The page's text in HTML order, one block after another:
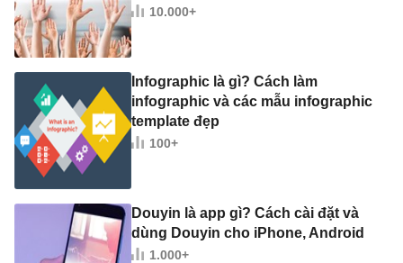
10.000+
Infographic là gì? Cách làm
infographic và các mẫu infographic
template đẹp
100+
Douyin là app gì? Cách cài đặt và
dùng Douyin cho iPhone, Android
1.000+